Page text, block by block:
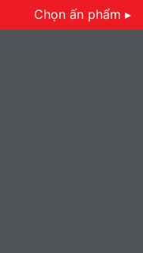
Chọn ấn phẩm ▸